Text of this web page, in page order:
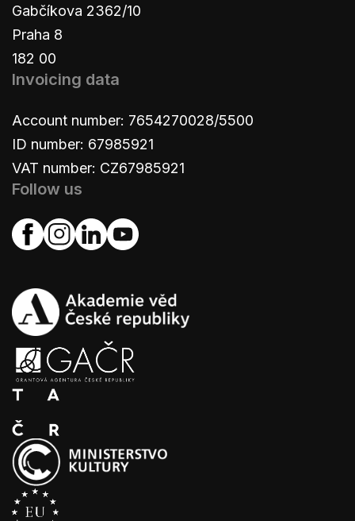
Gabčíkova 2362/10
Praha 8
182 00
Invoicing data
Account number: 7654270028/5500
ID number: 67985921
VAT number: CZ67985921
Follow us